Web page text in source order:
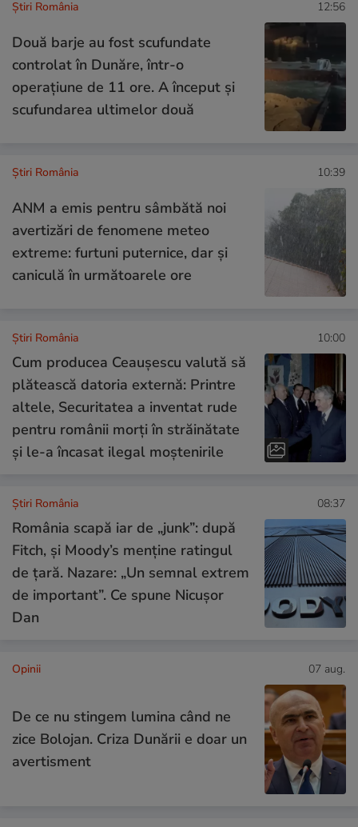
Știri România 12:56
Două barje au fost scufundate
controlat în Dunăre, într-o
operațiune de 11 ore. A început și
scufundarea ultimelor două
Știri România 10:39
ANM a emis pentru sâmbătă noi
avertizări de fenomene meteo
extreme: furtuni puternice, dar și
caniculă în următoarele ore
Știri România 10:00
Cum producea Ceaușescu valută să
plătească datoria externă: Printre
altele, Securitatea a inventat rude
pentru românii morți în străinătate
și le-a încasat ilegal moștenirile
Știri România 08:37
România scapă iar de „junk”: după
Fitch, și Moody’s menține ratingul
de țară. Nazare: „Un semnal extrem
de important”. Ce spune Nicușor
Dan
Opinii 07 aug.
De ce nu stingem lumina când ne
zice Bolojan. Criza Dunării e doar un
avertisment